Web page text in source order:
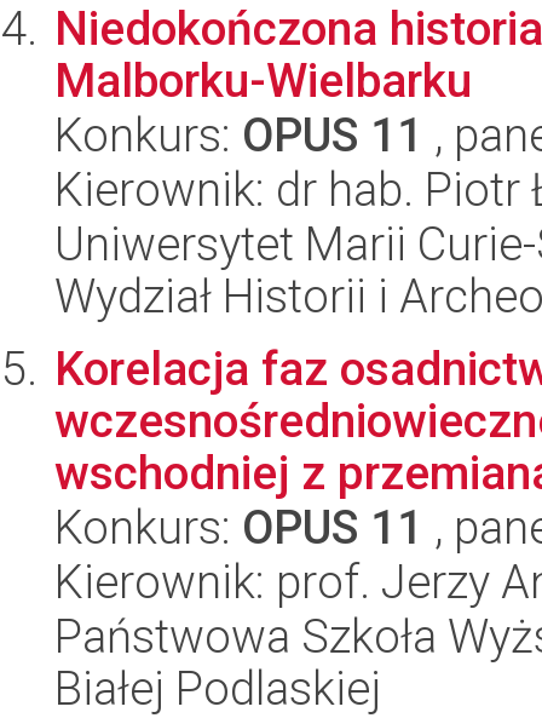
Niedokończona
Malborku-Wielbarku
Konkurs: OPUS 11 ,
Kierownik: dr hab. Piotr
Uniwersytet Marii
Wydział Historii i
Korelacja faz
wschodniej z
Konkurs: OPUS 11 ,
Kierownik: prof. Jerzy
Państwowa Szkoła
Białej Podlaskiej